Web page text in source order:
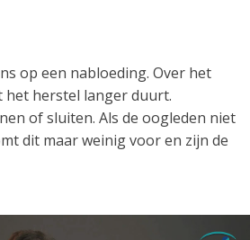
op een nabloeding. Over het
het herstel langer duurt.
of sluiten. Als de oogleden niet
dit maar weinig voor en zijn de